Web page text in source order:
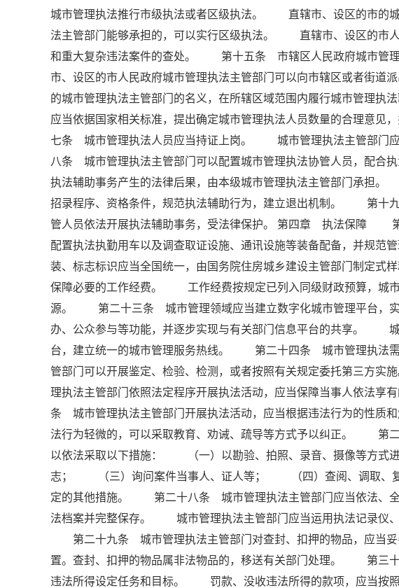
城市管理执法推行市级执法或者区级执法。 直辖市、设区的市的城
法主管部门能够承担的，可以实行区级执法。 直辖市、设区的市
和重大复杂违法案件的查处。 第十五条 市辖区人民政府城市管理
市、设区的市人民政府城市管理执法主管部门可以向市辖区或者街
的城市管理执法主管部门的名义，在所辖区域范围内履行城市管理
应当依据国家相关标准，提出确定城市管理执法人员数量的合理意
七条 城市管理执法人员应当持证上岗。 城市管理执法主管部门
八条 城市管理执法主管部门可以配置城市管理执法协管人员，配
执法辅助事务产生的法律后果，由本级城市管理执法主管部门承担
招录程序、资格条件，规范执法辅助行为，建立退出机制。 第十
管人员依法开展执法辅助事务，受法律保护。 第四章 执法保障
配置执法执勤用车以及调查取证设施、通讯设施等装备配备，并
装、标志标识应当全国统一，由国务院住房城乡建设主管部门制
保障必要的工作经费。 工作经费按规定已列入同级财政预算，城市
源。 第二十三条 城市管理领域应当建立数字化城市管理平台，实
办、公众参与等功能，并逐步实现与有关部门信息平台的共享。
台，建立统一的城市管理服务热线。 第二十四条 城市管理执法需
管部门可以开展鉴定、检验、检测，或者按照有关规定委托第三
理执法主管部门依照法定程序开展执法活动，应当保障当事人依法
条 城市管理执法主管部门开展执法活动，应当根据违法行为的性
法行为轻微的，可以采取教育、劝诫、疏导等方式予以纠正。 第
以依法采取以下措施： （一）以勘验、拍照、录音、摄像等方
志； （三）询问案件当事人、证人等； （四）查阅、调取、
定的其他措施。 第二十八条 城市管理执法主管部门应当依法、全
法档案并完整保存。 城市管理执法主管部门应当运用执法记录仪、
第二十九条 城市管理执法主管部门对查封、扣押的物品，应当妥
置。查封、扣押的物品属非法物品的，移送有关部门处理。 第三
违法所得设定任务和目标。 罚款、没收违法所得的款项，应当